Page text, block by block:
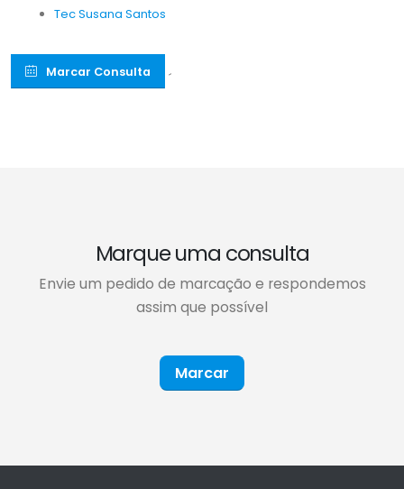
Tec Susana Santos
Marcar Consulta ´
Marque uma consulta
Envie um pedido de marcação e respondemos
assim que possível
Marcar